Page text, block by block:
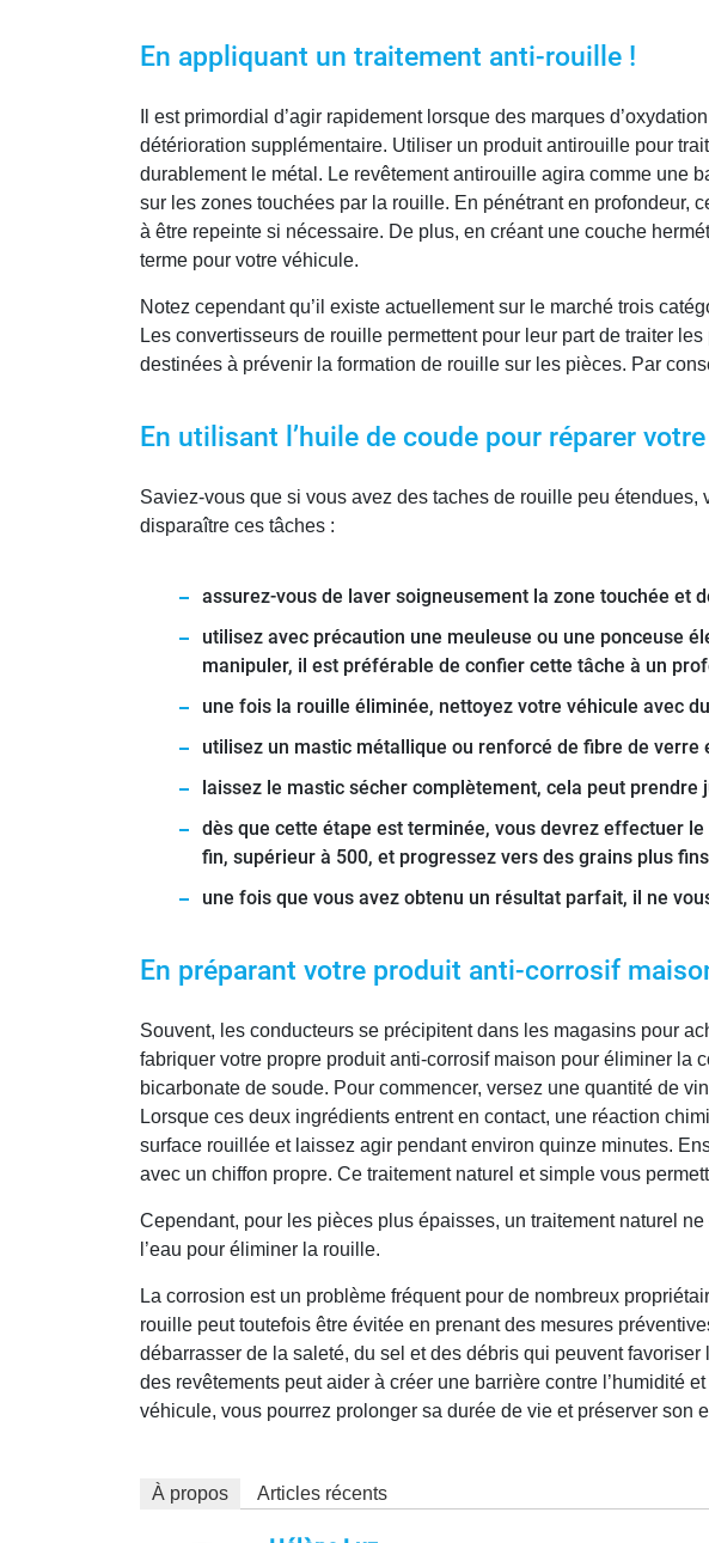
En appliquant un traitement anti-rouille !
Il est primordial d’agir rapidement lorsque des marques
détérioration supplémentaire. Utiliser un produit antirouille pour
durablement le métal. Le revêtement antirouille agira comme une
sur les zones touchées par la rouille. En pénétrant en profondeur,
à être repeinte si nécessaire. De plus, en créant une couche
terme pour votre véhicule.
Notez cependant qu’il existe actuellement sur le marché trois
Les convertisseurs de rouille permettent pour leur part de traiter
destinées à prévenir la formation de rouille sur les pièces. Par
En utilisant l’huile de coude pour réparer
Saviez-vous que si vous avez des taches de rouille peu
disparaître ces tâches :
assurez-vous de laver soigneusement la zone touchée et
utilisez avec précaution une meuleuse ou une ponceuse
manipuler, il est préférable de confier cette tâche à un
une fois la rouille éliminée, nettoyez votre véhicule avec
utilisez un mastic métallique ou renforcé de fibre de
laissez le mastic sécher complètement, cela peut prendre
dès que cette étape est terminée, vous devrez effectuer
fin, supérieur à 500, et progressez vers des grains plus
une fois que vous avez obtenu un résultat parfait, il ne
En préparant votre produit anti-corrosif
Souvent, les conducteurs se précipitent dans les magasins pour
fabriquer votre propre produit anti-corrosif maison pour éliminer la
bicarbonate de soude. Pour commencer, versez une quantité de
Lorsque ces deux ingrédients entrent en contact, une réaction
surface rouillée et laissez agir pendant environ quinze minutes.
avec un chiffon propre. Ce traitement naturel et simple vous
Cependant, pour les pièces plus épaisses, un traitement naturel
l’eau pour éliminer la rouille.
La corrosion est un problème fréquent pour de nombreux
rouille peut toutefois être évitée en prenant des mesures
débarrasser de la saleté, du sel et des débris qui peuvent
des revêtements peut aider à créer une barrière contre l’humidité
véhicule, vous pourrez prolonger sa durée de vie et préserver son
À propos Articles récents